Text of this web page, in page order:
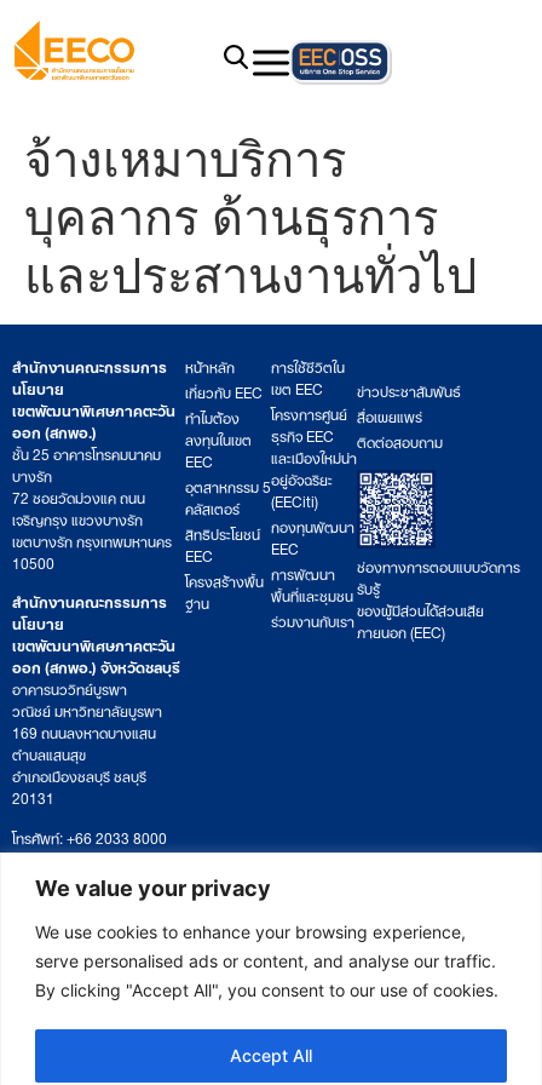
We value your privacy
We use cookies to enhance your browsing experience,
serve personalised ads or content, and analyse our traffic.
By clicking "Accept All", you consent to our use of cookies.
Accept All
จ้างเหมาบริการ
บุคลากร ด้านธุรการ
และประสานงานทั่วไป
สำนักงานคณะกรรมการ
นโยบาย
เขตพัฒนาพิเศษภาคตะวัน
ออก (สกพอ.)
ชั้น 25 อาคารโทรคมนาคม
บางรัก
72 ซอยวัดม่วงแค ถนน
เจริญกรุง แขวงบางรัก
เขตบางรัก กรุงเทพมหานคร
10500
สำนักงานคณะกรรมการ
นโยบาย
เขตพัฒนาพิเศษภาคตะวัน
ออก (สกพอ.) จังหวัดชลบุรี
อาคารนววิทย์บูรพา
วณิชย์ มหาวิทยาลัยบูรพา
169 ถนนลงหาดบางแสน
ตำบลแสนสุข
อำเภอเมืองชลบุรี ชลบุรี
20131
โทรศัพท์: +66 2033 8000
เวลาทำการ: จันทร์ – ศุกร์
09:00 – 17:00 น.
ติดตามหนังสือหรือยื่นเอกสาร
saraban@eeco.or.th
หน้าหลัก
เกี่ยวกับ EEC
ทำไมต้อง
ลงทุนในเขต
EEC
อุตสาหกรรม 5
คลัสเตอร์
สิทธิประโยชน์
EEC
โครงสร้างพื้น
ฐาน
การใช้ชีวิตใน
เขต EEC
โครงการศูนย์
ธุรกิจ EEC
และเมืองใหม่น่า
อยู่อัจฉริยะ
(EECiti)
กองทุนพัฒนา
EEC
การพัฒนา
พื้นที่และชุมชน
ร่วมงานกับเรา
ข่าวประชาสัมพันธ์
สื่อเผยแพร่
ติดต่อสอบถาม
ช่องทางการตอบแบบวัดการ
รับรู้
ของผู้มีส่วนได้ส่วนเสีย
ภายนอก (EEC)
Copyright © 2025 Eastern Economic Corridor Office (EECO)